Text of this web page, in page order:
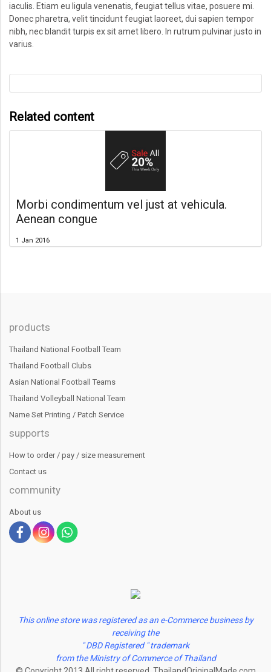
iaculis. Etiam eu ligula venenatis, feugiat tellus vitae, posuere mi.
Donec pharetra, velit tincidunt feugiat laoreet, dui sapien tempor
nibh, nec blandit turpis ex sit amet libero. In rutrum pulvinar justo in
varius.
Related content
Morbi condimentum vel just at vehicula.
Aenean congue
1 Jan 2016
products
Thailand National Football Team
Thailand Football Clubs
Asian National Football Teams
Thailand Volleyball National Team
Name Set Printing / Patch Service
supports
How to order / pay / size measurement
Contact us
community
About us
This online store was registered as an e-Commerce business by
receiving the
" DBD Registered " trademark
from the Ministry of Commerce of Thailand